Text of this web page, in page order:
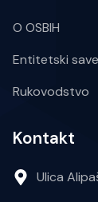
O OSBIH
Entitetski
Rukovodstvo
Kontakt
Ulica